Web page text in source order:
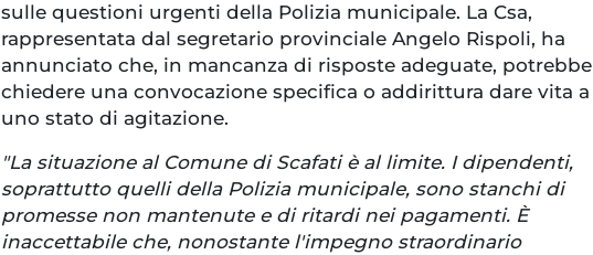
sulle questioni urgenti della Polizia municipale. La Csa,
rappresentata dal segretario provinciale Angelo Rispoli, ha
annunciato che, in mancanza di risposte adeguate, potrebbe
chiedere una convocazione specifica o addirittura dare vita a
uno stato di agitazione.
"La situazione al Comune di Scafati è al limite. I dipendenti,
soprattutto quelli della Polizia municipale, sono stanchi di
promesse non mantenute e di ritardi nei pagamenti. È
inaccettabile che, nonostante l'impegno straordinario